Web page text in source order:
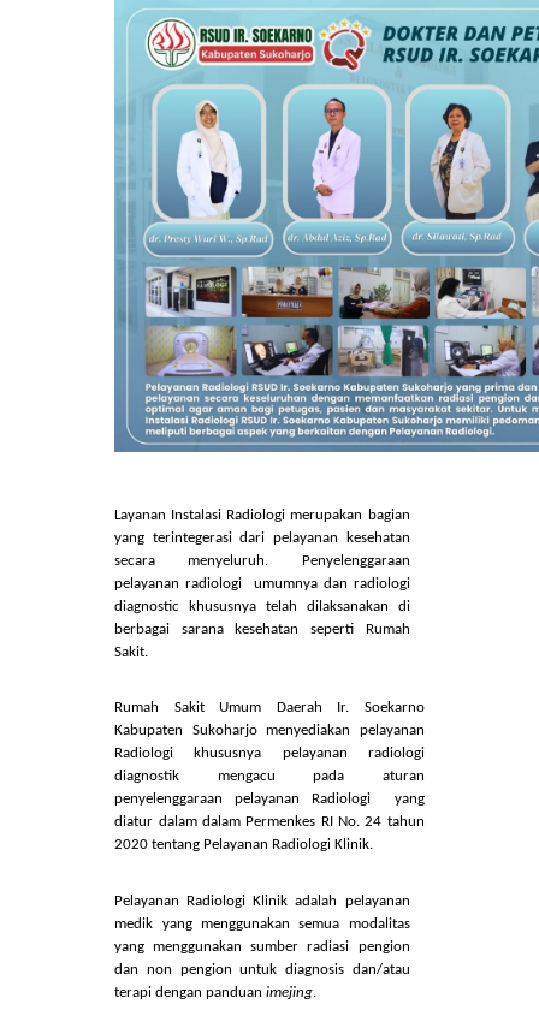
yang terintegerasi dari pelayanan kesehatan
secara menyeluruh. Penyelenggaraan
pelayanan radiologi umumnya dan radiologi
diagnostic khususnya telah dilaksanakan di
berbagai sarana kesehatan seperti Rumah
Sakit.
Rumah Sakit Umum Daerah Ir. Soekarno
Kabupaten Sukoharjo menyediakan pelayanan
Radiologi khususnya pelayanan radiologi
diagnostik mengacu pada aturan
penyelenggaraan pelayanan Radiologi yang